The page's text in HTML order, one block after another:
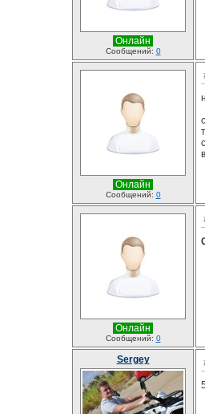
Онлайн
Сообщений: 0
Онлайн
Сообщений: 0
Онлайн
Сообщений: 0
Sergey